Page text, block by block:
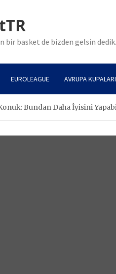
bir basket de bizden gelsin dedik.
EUROLEAGUE AVRUPA KUPALARI
Bundan Daha İyisini